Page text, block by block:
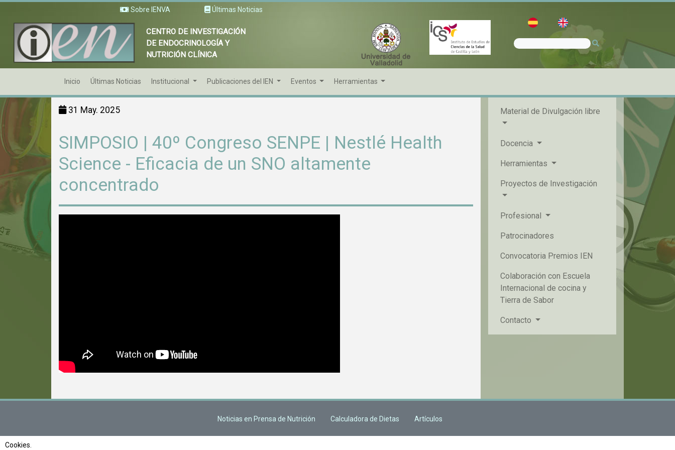
Sobre IENVA Últimas Noticias
CENTRO DE INVESTIGACIÓN
DE ENDOCRINOLOGÍA Y
NUTRICIÓN CLÍNICA
Inicio Últimas Noticias Institucional Publicaciones del IEN Eventos Herramientas
31 May. 2025
SIMPOSIO | 40º Congreso SENPE | Nestlé Health
Science - Eficacia de un SNO altamente
concentrado
Material de Divulgación libre
Docencia
Herramientas
Proyectos de Investigación
Profesional
Patrocinadores
Convocatoria Premios IEN
Colaboración con Escuela
Internacional de cocina y
Tierra de Sabor
Contacto
Noticias en Prensa de Nutrición Calculadora de Dietas Artículos
Cookies.